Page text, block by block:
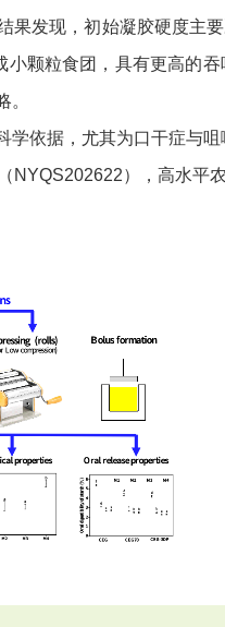
发现，初始凝胶硬度主
颗粒食团，具有更高的
据，尤其为口干症与咀
），高水平